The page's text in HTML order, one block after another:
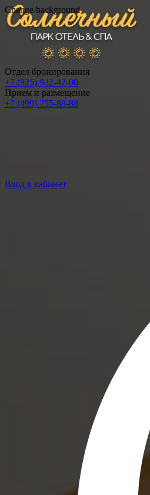
Change background
Отдел бронирования
+7 (925) 922-42-00
Прием и размещение
+7 (499) 755-88-88
Вход в кабинет